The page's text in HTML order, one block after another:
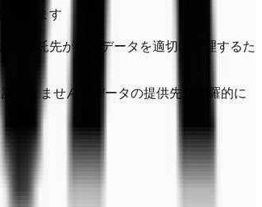
生します
、委託先が個人データを適切に管理するた
当しません。データの提供先を網羅的に